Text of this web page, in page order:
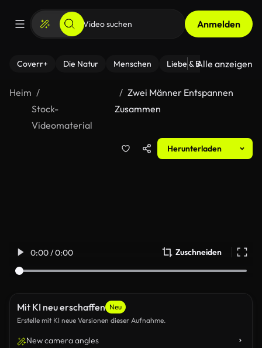
Anmelden
Coverr+ Die Natur Menschen Liebe & Beziehungen
Alle anzeigen
Heim
Stock-
Videomaterial
Zwei Männer Entspannen
Zusammen
Herunterladen
0:00 / 0:00 Zuschneiden
Mit KI neu erschaffen Neu
Erstelle mit KI neue Versionen dieser Aufnahme.
New camera angles